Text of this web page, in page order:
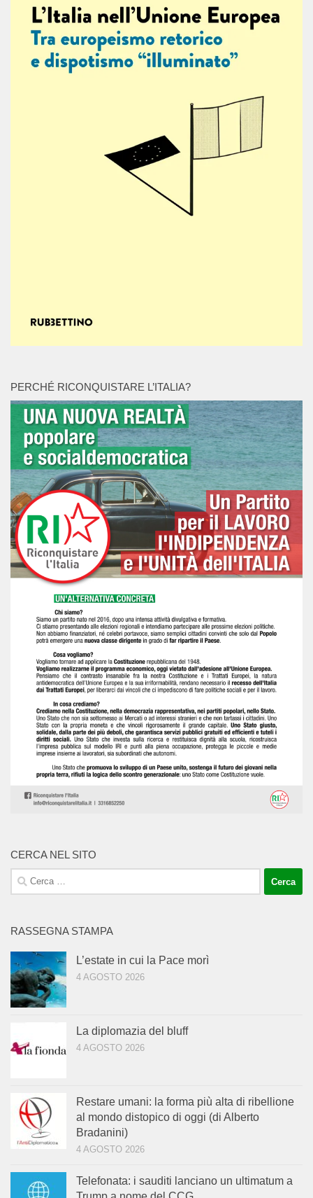
PERCHÉ RICONQUISTARE L’ITALIA?
CERCA NEL SITO
Ricerca
per:
RASSEGNA STAMPA
L’estate in cui la Pace morì
4 AGOSTO 2026
La diplomazia del bluff
4 AGOSTO 2026
Restare umani: la forma più alta di ribellione
al mondo distopico di oggi (di Alberto
Bradanini)
4 AGOSTO 2026
Telefonata: i sauditi lanciano un ultimatum a